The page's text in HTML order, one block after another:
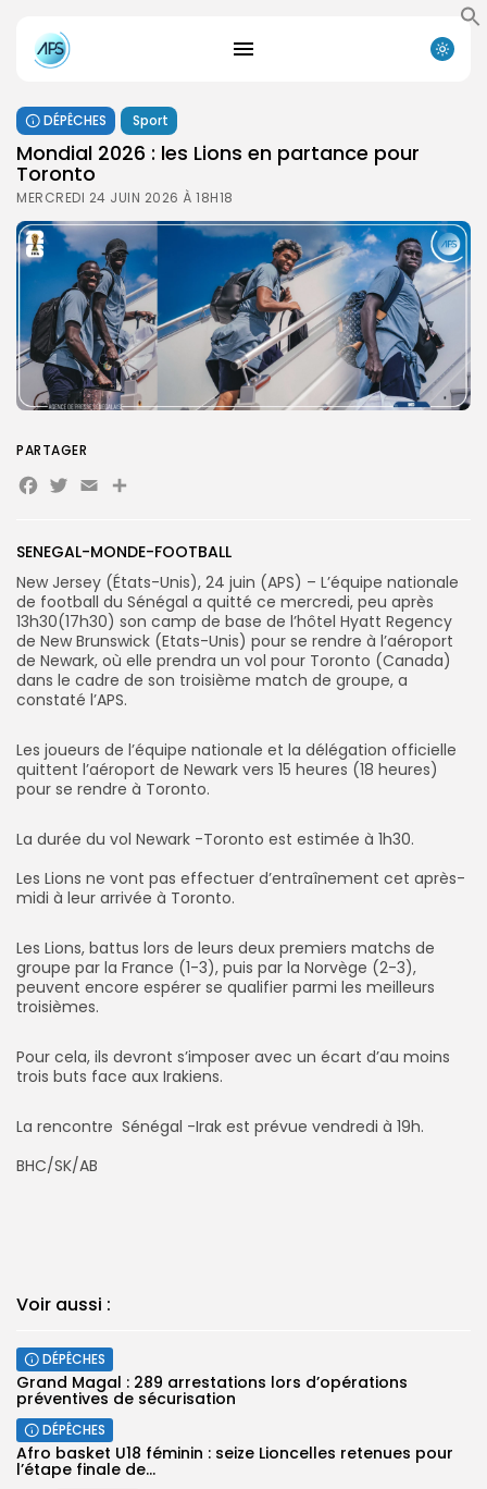
Search
for:
FR
DÉPÊCHES Sport
‎Mondial 2026 : les Lions en partance pour
Toronto ‎
MERCREDI 24 JUIN 2026 À 18H18
SENEGAL-MONDE-FOOTBALL
New Jersey (États-Unis), 24 juin (APS) – L’équipe nationale
de football du Sénégal a quitté ce mercredi, peu après
13h30(17h30) son camp de base de l’hôtel Hyatt Regency
de New Brunswick (Etats-Unis) pour se rendre à l’aéroport
de Newark, où elle prendra un vol pour Toronto (Canada)
dans le cadre de son troisième match de groupe, a
constaté l’APS.
‎Les joueurs de l’équipe nationale et la délégation officielle
quittent l’aéroport de Newark vers 15 heures (18 heures)
pour se rendre à Toronto.
La durée du vol Newark -Toronto est estimée à 1h30.
‎Les Lions ne vont pas effectuer d’entraînement cet après-
midi à leur arrivée à Toronto.
Les Lions, battus lors de leurs deux premiers matchs de
groupe par la France (1-3), puis par la Norvège (2-3),
peuvent encore espérer se qualifier parmi les meilleurs
troisièmes.
Pour cela, ils devront s’imposer avec un écart d’au moins
trois buts face aux Irakiens.
La rencontre Sénégal -Irak est prévue vendredi à 19h.
‎BHC/SK/AB
Voir aussi :
DÉPÊCHES
Grand Magal : 289 arrestations lors d’opérations
préventives de sécurisation
DÉPÊCHES
‎Afro basket U18 féminin : seize Lioncelles retenues pour
l’étape finale de...
PARTAGER
Facebook
Twitter
EmailPartager